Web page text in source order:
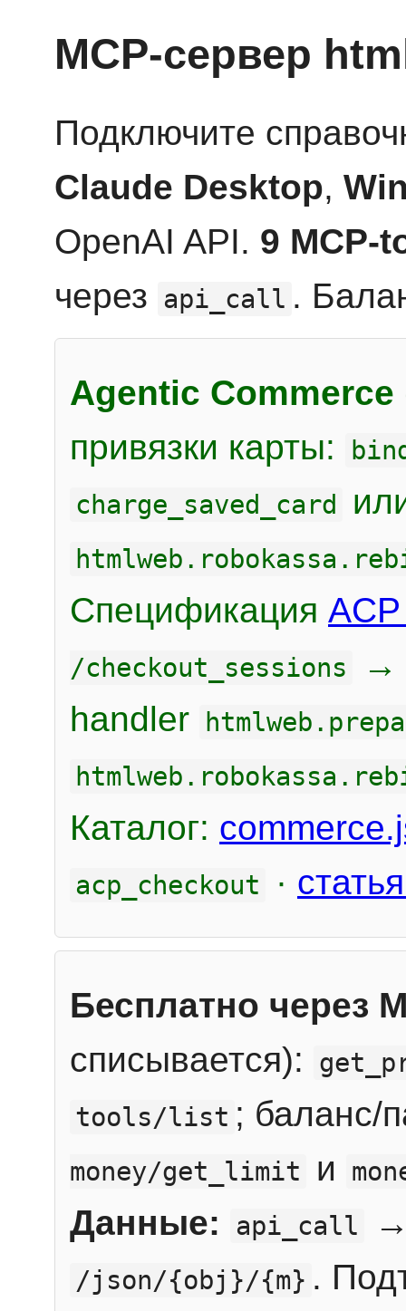
MCP-сервер
Подключите
Claude Desktop,
OpenAI API. 9 MCP-
через api_call .
Agentic Commerce
привязки карты:
charge_saved_card
Спецификация
/checkout_sessions
handler
Каталог:
acp_checkout ·
Бесплатно через
списывается):
tools/list ; баланс/
money/get_limit и
Данные: api_call
/json/{obj}/{m} .